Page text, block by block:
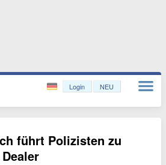
Login NEU
führt Polizisten zu